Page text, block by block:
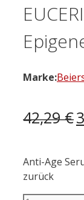
Marke:
42,29€
Anti-Age
zurück